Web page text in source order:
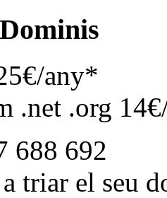
any*
.net .org
688 692
triar el seu